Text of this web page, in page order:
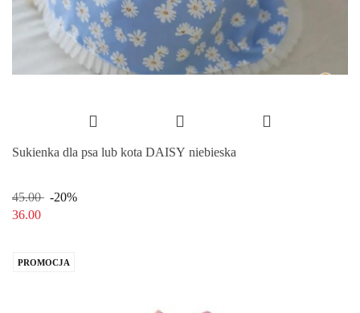
Sukienka dla psa lub kota DAISY niebieska
45.00
-20%
36.00
PROMOCJA